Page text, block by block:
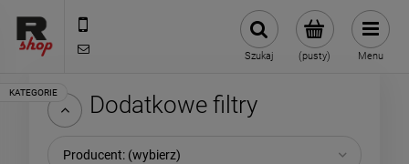
(pusty)
Szukaj Menu
Dodatkowe filtry
Producent: (wybierz)